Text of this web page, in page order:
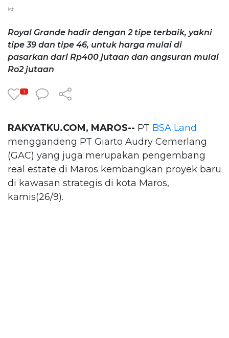
ist
Royal Grande hadir dengan 2 tipe terbaik, yakni
tipe 39 dan tipe 46, untuk harga mulai di
pasarkan dari Rp400 jutaan dan angsuran mulai
Ro2 jutaan
1
RAKYATKU.COM, MAROS-- PT BSA Land
menggandeng PT Giarto Audry Cemerlang
(GAC) yang juga merupakan pengembang
real estate di Maros kembangkan proyek baru
di kawasan strategis di kota Maros,
kamis(26/9).